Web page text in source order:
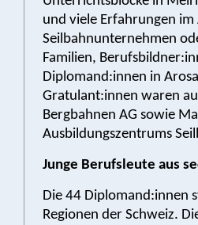
und viele Erfahrungen
Seilbahnunternehmen
Familien,
Diplomand:innen in
Gratulant:innen waren
Bergbahnen AG sowie
Ausbildungszentrums
Junge Berufsleute aus
Die 44 Diplomand:innen
Regionen der Schweiz.